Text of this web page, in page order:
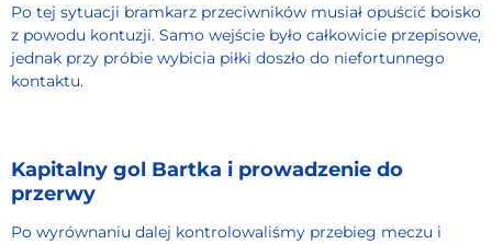
Po tej sytuacji bramkarz przeciwników musiał opuścić boisko
z powodu kontuzji. Samo wejście było całkowicie przepisowe,
jednak przy próbie wybicia piłki doszło do niefortunnego
kontaktu.
Kapitalny gol Bartka i prowadzenie do
przerwy
Po wyrównaniu dalej kontrolowaliśmy przebieg meczu i